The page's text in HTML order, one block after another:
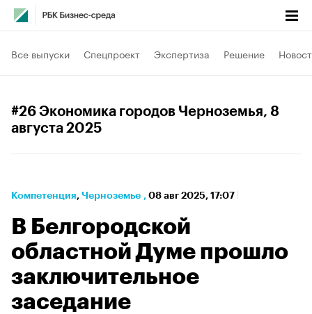
Все выпуски Спецпроект Экспертиза Решение
#26 Экономика городов Черноземья, 8
августа 2025
Компетенция⁠, Черноземье , 08 авг 2025, 17:07
В Белгородской
областной Думе прошло
заключительное
заседание